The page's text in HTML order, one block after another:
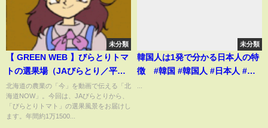
未分類
【 GREEN WEB 】びらとりトマ
トの選果場（JAびらとり／平取
町・日高町）
北海道の農業の「今」を動画で伝える「北
海道NOW」。今回は、JAびらとりから、
「びらとりトマト」の選果風景をお届けし
ます。年間約1万1500...
未分類
韓国人は1発で分かる日本人の特
徴 #韓国 #韓国人 #日本人 #韓